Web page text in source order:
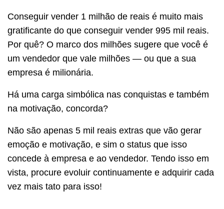
Conseguir vender 1 milhão de reais é muito mais
gratificante do que conseguir vender 995 mil reais.
Por quê? O marco dos milhões sugere que você é
um vendedor que vale milhões — ou que a sua
empresa é milionária.
Há uma carga simbólica nas conquistas e também
na motivação, concorda?
Não são apenas 5 mil reais extras que vão gerar
emoção e motivação, e sim o status que isso
concede à empresa e ao vendedor. Tendo isso em
vista, procure evoluir continuamente e adquirir cada
vez mais tato para isso!